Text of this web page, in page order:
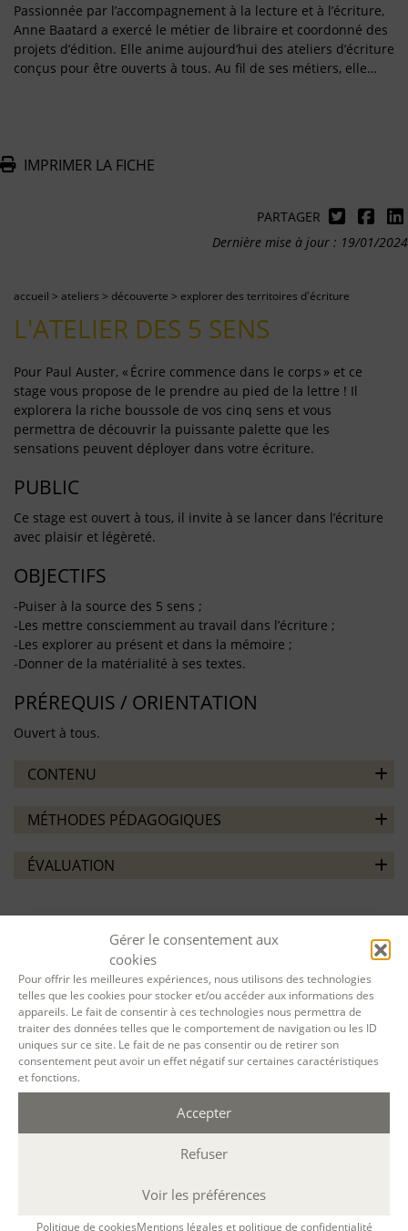
Gérer le consentement aux
cookies
Pour offrir les meilleures expériences, nous utilisons des technologies
telles que les cookies pour stocker et/ou accéder aux informations des
appareils. Le fait de consentir à ces technologies nous permettra de
traiter des données telles que le comportement de navigation ou les ID
uniques sur ce site. Le fait de ne pas consentir ou de retirer son
consentement peut avoir un effet négatif sur certaines caractéristiques
et fonctions.
Accepter
Refuser
Voir les préférences
Politique de cookiesMentions légales et politique de confidentialité
Passionnée par l’accompagnement à la lecture et à l’écriture,
Anne Baatard a exercé le métier de libraire et coordonné des
projets d’édition. Elle anime aujourd’hui des ateliers d’écriture
conçus pour être ouverts à tous. Au fil de ses métiers, elle…
IMPRIMER LA FICHE
PARTAGER
Dernière mise à jour : 19/01/2024
accueil > ateliers > découverte > explorer des territoires d'écriture
L'ATELIER DES 5 SENS
Pour Paul Auster, « Écrire commence dans le corps » et ce
stage vous propose de le prendre au pied de la lettre ! Il
explorera la riche boussole de vos cinq sens et vous
permettra de découvrir la puissante palette que les
sensations peuvent déployer dans votre écriture.
PUBLIC
Ce stage est ouvert à tous, il invite à se lancer dans l’écriture
avec plaisir et légèreté.
OBJECTIFS
-Puiser à la source des 5 sens ;
-Les mettre consciemment au travail dans l’écriture ;
-Les explorer au présent et dans la mémoire ;
-Donner de la matérialité à ses textes.
PRÉREQUIS / ORIENTATION
Ouvert à tous.
CONTENU
MÉTHODES PÉDAGOGIQUES
ÉVALUATION
VOTRE SESSION :
Écrire les 5 sens au Manoir de Troezel-Vras
(Côtes d’Armor)du05 Juil. 2024au09 Juil.
2024àrésidentiel(Durée : 20 h. ; 9h30-12h30
Désolé, la réservation en ligne pour cette
session de formation est terminée.